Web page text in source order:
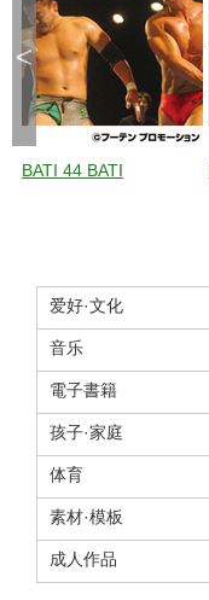
BATI 44 BATI
<
爱好·文化
音乐
電子書籍
孩子·家庭
体育
素材·模板
成人作品